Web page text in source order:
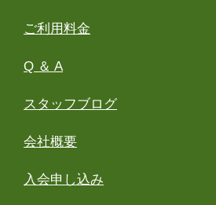
ご利用料金
Q ＆ A
スタッフブログ
会社概要
入会申し込み